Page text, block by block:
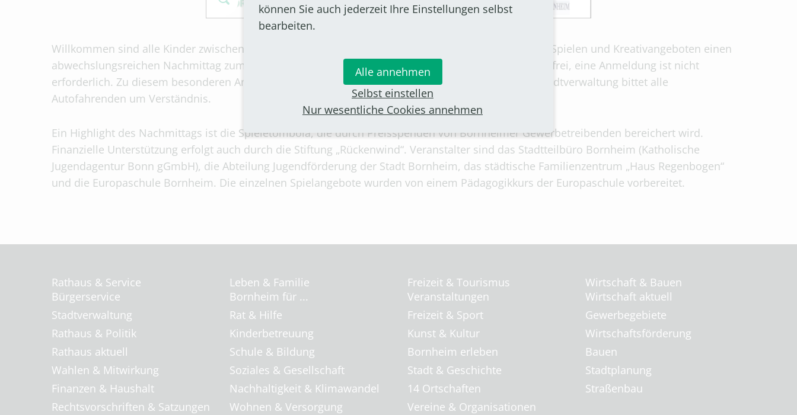
Willkommen sind alle Kinder zwischen 5 und 12 Jahren, die bei einem bunten Programm aus Sport, Spielen und Kreativangeboten einen
abwechslungsreichen Nachmittag zum Thema „Disney“ verbringen möchten. Das Angebot ist kostenfrei, eine Anmeldung ist nicht
erforderlich. Zu diesem besonderen Anlass wird die Straße als „Spielstraße auf Zeit“ gesperrt; die Stadtverwaltung bittet alle
Autofahrenden um Verständnis.
Ein Highlight des Nachmittags ist die Spieletombola, die durch Preisspenden von Bornheimer Gewerbetreibenden bereichert wird.
Finanzielle Unterstützung erfolgt auch durch die Stiftung „Rückenwind“. Veranstalter sind das Stadtteilbüro Bornheim (Katholische
Jugendagentur Bonn gGmbH), die Abteilung Jugendförderung der Stadt Bornheim, das städtische Familienzentrum „Haus Regenbogen“
und die Europaschule Bornheim. Die einzelnen Spielangebote wurden von einem Pädagogikkurs der Europaschule vorbereitet.
Rathaus & Service
Bürgerservice
Stadtverwaltung
Rathaus & Politik
Rathaus aktuell
Wahlen & Mitwirkung
Finanzen & Haushalt
Rechtsvorschriften & Satzungen
Leben & Familie
Bornheim für ...
Rat & Hilfe
Kinderbetreuung
Schule & Bildung
Soziales & Gesellschaft
Nachhaltigkeit & Klimawandel
Wohnen & Versorgung
Freizeit & Tourismus
Veranstaltungen
Freizeit & Sport
Kunst & Kultur
Bornheim erleben
Stadt & Geschichte
14 Ortschaften
Vereine & Organisationen
Wirtschaft & Bauen
Wirtschaft aktuell
Gewerbegebiete
Wirtschaftsförderung
Bauen
Stadtplanung
Straßenbau
können Sie auch jederzeit Ihre Einstellungen selbst
bearbeiten.
Alle annehmen
Selbst einstellen
Nur wesentliche Cookies annehmen